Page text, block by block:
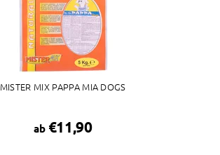
MISTER MIX PAPPA MIA DOGS
ab€11,90